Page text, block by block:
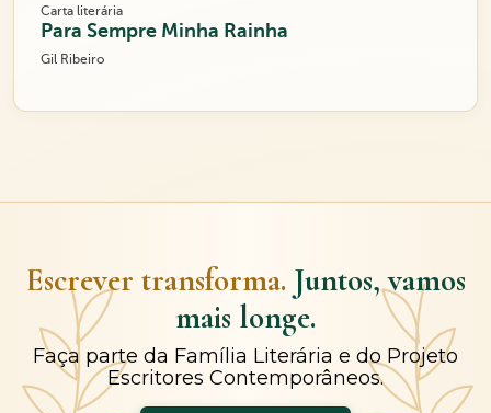
Carta literária
Para Sempre Minha Rainha
Gil Ribeiro
Escrever transforma. Juntos, vamos
mais longe.
Faça parte da Família Literária e do Projeto
Escritores Contemporâneos.